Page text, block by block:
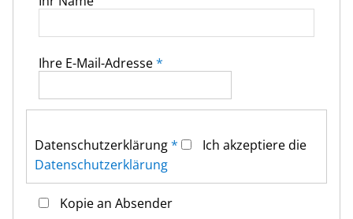
Ihre E-Mail-Adresse*
Datenschutz­erklärung*
Ich akzeptiere die
Datenschutz­erklärung
Kopie an Absender